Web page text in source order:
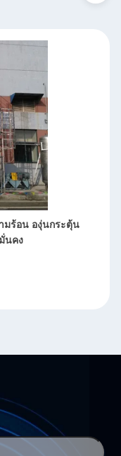
นการออกซิเดน การ